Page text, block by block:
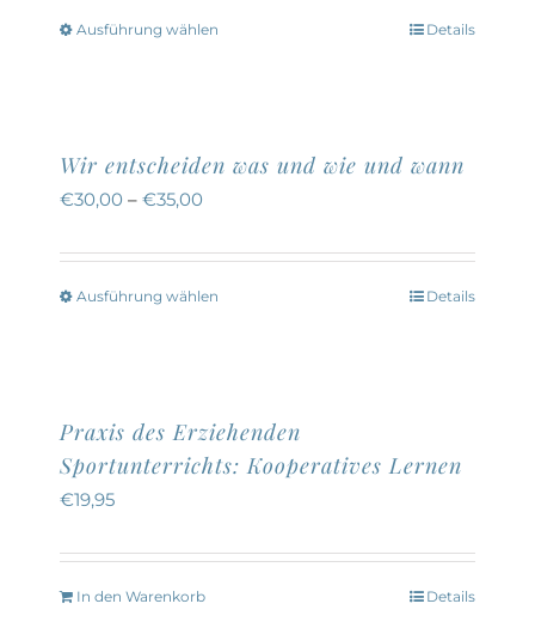
Ausführung wählen
Varianten
Die
Produktseite
gewählt
Details
Wir entscheiden was und wie und wann
€30,00 – €35,00
Ausführung wählen
Varianten
auf.
Optionen
Details
Praxis des Erziehenden
Sportunterrichts: Kooperatives Lernen
€19,95
In den Warenkorb Details